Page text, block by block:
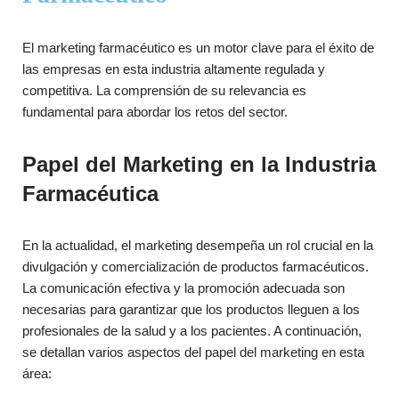
El marketing farmacéutico es un motor clave para el éxito de
las empresas en esta industria altamente regulada y
competitiva. La comprensión de su relevancia es
fundamental para abordar los retos del sector.
Papel del Marketing en la Industria
Farmacéutica
En la actualidad, el marketing desempeña un rol crucial en la
divulgación y comercialización de productos farmacéuticos.
La comunicación efectiva y la promoción adecuada son
necesarias para garantizar que los productos lleguen a los
profesionales de la salud y a los pacientes. A continuación,
se detallan varios aspectos del papel del marketing en esta
área: